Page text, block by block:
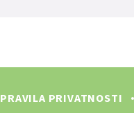
PRAVILA PRIVATNOSTI